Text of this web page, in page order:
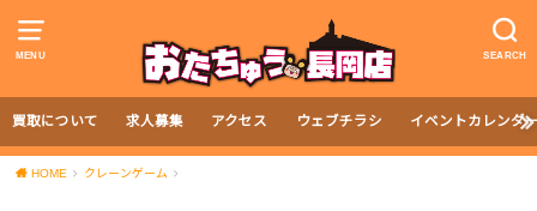
MENU SEARCH
買取について 求人募集 アクセス ウェブチラシ イベントカレンダ
HOME クレーンゲーム